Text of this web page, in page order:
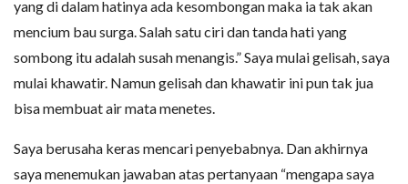
yang di dalam hatinya ada kesombongan maka ia tak akan
mencium bau surga. Salah satu ciri dan tanda hati yang
sombong itu adalah susah menangis.” Saya mulai gelisah, saya
mulai khawatir. Namun gelisah dan khawatir ini pun tak jua
bisa membuat air mata menetes.
Saya berusaha keras mencari penyebabnya. Dan akhirnya
saya menemukan jawaban atas pertanyaan “mengapa saya